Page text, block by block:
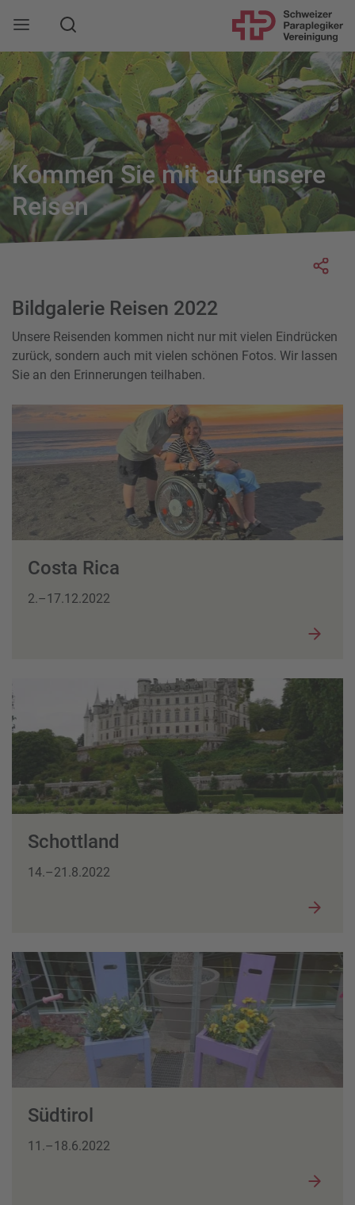
Mobile Navigation öffnen
Suche
Kommen Sie mit auf unsere
Reisen
Bildgalerie Reisen 2022
Unsere Reisenden kommen nicht nur mit vielen Eindrücken
zurück, sondern auch mit vielen schönen Fotos. Wir lassen
Sie an den Erinnerungen teilhaben.
Costa Rica
2.–17.12.2022
Schottland
14.–21.8.2022
Südtirol
11.–18.6.2022